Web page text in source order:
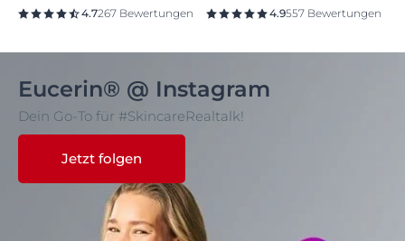
4.7267 Bewertungen 4.9557 Bewertungen
Eucerin® @ Instagram
Dein Go-To für #SkincareRealtalk!
Jetzt folgen